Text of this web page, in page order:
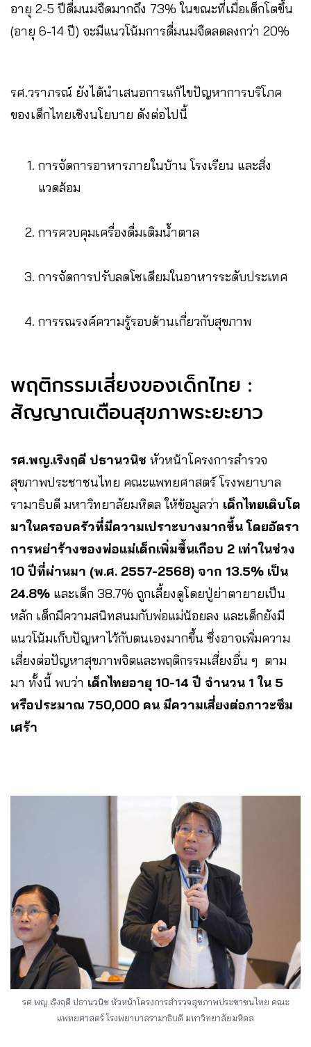
อายุ 2-5 ปีดื่มนมจืดมากถึง 73% ในขณะที่เมื่อเด็กโตขึ้น
(อายุ 6-14 ปี) จะมีแนวโน้มการดื่มนมจืดลดลงกว่า 20%
รศ.วราภรณ์ ยังได้นำเสนอการแก้ไขปัญหาการบริโภค
ของเด็กไทยเชิงนโยบาย ดังต่อไปนี้
การจัดการอาหารภายในบ้าน โรงเรียน และสิ่ง
แวดล้อม
การควบคุมเครื่องดื่มเติมน้ำตาล
การจัดการปรับลดโซเดียมในอาหารระดับประเทศ
การรณรงค์ความรู้รอบด้านเกี่ยวกับสุขภาพ
พฤติกรรมเสี่ยงของเด็กไทย :
สัญญาณเตือนสุขภาพระยะยาว
รศ.พญ.เริงฤดี ปธานวนิช หัวหน้าโครงการสำรวจ
สุขภาพประชาชนไทย คณะแพทยศาสตร์ โรงพยาบาล
รามาธิบดี มหาวิทยาลัยมหิดล ให้ข้อมูลว่า เด็กไทยเติบโต
มาในครอบครัวที่มีความเปราะบางมากขึ้น โดยอัตรา
การหย่าร้างของพ่อแม่เด็กเพิ่มขึ้นเกือบ 2 เท่าในช่วง
10 ปีที่ผ่านมา (พ.ศ. 2557-2568) จาก 13.5% เป็น
24.8% และเด็ก 38.7% ถูกเลี้ยงดูโดยปู่ย่าตายายเป็น
หลัก เด็กมีความสนิทสนมกับพ่อแม่น้อยลง และเด็กยังมี
แนวโน้มเก็บปัญหาไว้กับตนเองมากขึ้น ซึ่งอาจเพิ่มความ
เสี่ยงต่อปัญหาสุขภาพจิตและพฤติกรรมเสี่ยงอื่น ๆ ตาม
มา ทั้งนี้ พบว่า เด็กไทยอายุ 10-14 ปี จำนวน 1 ใน 5
หรือประมาณ 750,000 คน มีความเสี่ยงต่อภาวะซึม
เศร้า
รศ.พญ.เริงฤดี ปธานวนิช หัวหน้าโครงการสำรวจสุขภาพประชาชนไทย คณะ
แพทยศาสตร์ โรงพยาบาลรามาธิบดี มหาวิทยาลัยมหิดล